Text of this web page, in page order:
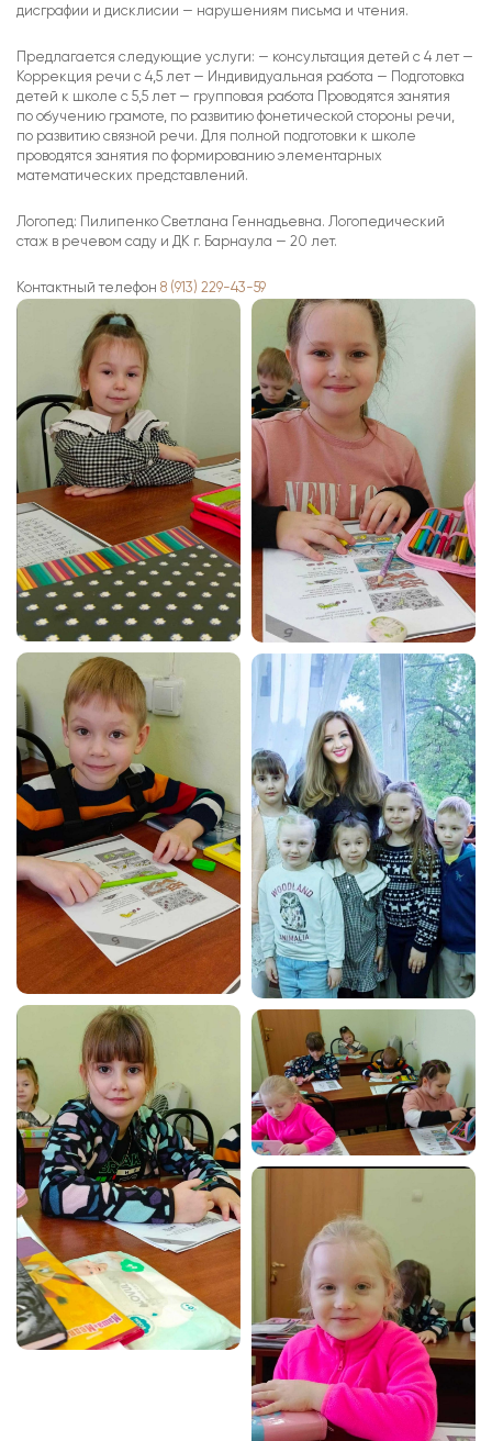
дисграфии и дисклисии — нарушениям письма и чтения.
Предлагается следующие услуги: — консультация детей с 4 лет —
Коррекция речи с 4,5 лет — Индивидуальная работа — Подготовка
детей к школе с 5,5 лет — групповая работа Проводятся занятия
по обучению грамоте, по развитию фонетической стороны речи,
по развитию связной речи. Для полной подготовки к школе
проводятся занятия по формированию элементарных
математических представлений.
Логопед: Пилипенко Светлана Геннадьевна. Логопедический
стаж в речевом саду и ДК г. Барнаула — 20 лет.
Контактный телефон 8 (913) 229-43-59